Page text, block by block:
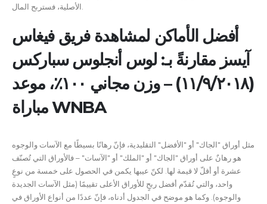
أفضل الأماكن لمشاهدة فريق فيغاس
آيسز مقارنةً بـ: لوس أنجلوس سباركس
(١١/٩/٢٠١٨) – وزن مجاني ١٠٠٪، موعد
مباراة WNBA
مثل أوراق "الجاك" أو "الأفضل" التقليدية، فإنّ رهانًا بسيطًا مع الآسات والوجوه
هو رهانٌ على أوراق "الجاك" أو "الملك" أو "الآسات" – فالأوراق التي تُصنّف
عشرة أو أقلّ لا قيمة لها. لكنّ عيبها يكمن في الحصول على خمسة من نوعٍ
واحد، والتي تُقدّم أفضل ربحٍ للأوراق الأعلى تقييمًا (مثل الآسات الجديدة
والوجوه). وكما هو موضح في الجدول أدناه، فإنّ عددًا من أنواع الأوراق في